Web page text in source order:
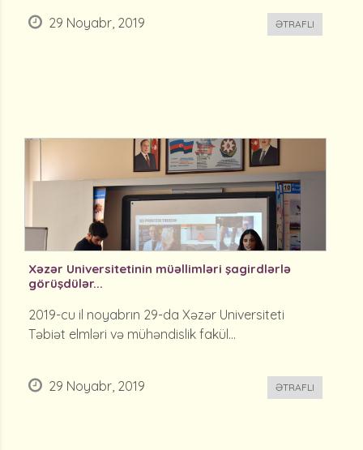
29 Noyabr, 2019 ƏTRAFLI
Xəzər Universitetinin müəllimləri şagirdlərlə
görüşdülər...
2019-cu il noyabrın 29-da Xəzər Universiteti
Təbiət elmləri və mühəndislik fakül...
29 Noyabr, 2019 ƏTRAFLI